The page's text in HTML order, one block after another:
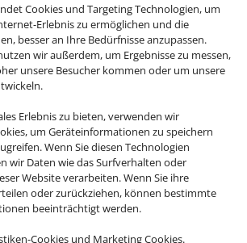
Cookies und Targeting Technologien, um
Erlebnis zu ermöglichen und die
besser an Ihre Bedürfnisse anzupassen.
wir außerdem, um Ergebnisse zu messen,
unsere Besucher kommen oder um unsere
Erlebnis zu bieten, verwenden wir
um Geräteinformationen zu speichern
Wenn Sie diesen Technologien
wir Daten wie das Surfverhalten oder
Website verarbeiten. Wenn Sie ihre
oder zurückziehen, können bestimmte
beeinträchtigt werden.
Cookies und Marketing Cookies.